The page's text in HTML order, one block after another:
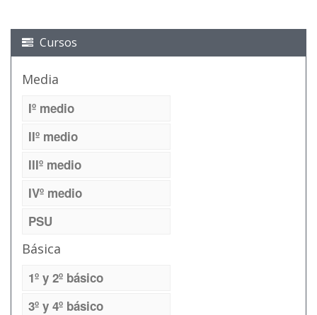
Cursos
Media
Iº medio
IIº medio
IIIº medio
IVº medio
PSU
Básica
1º y 2º básico
3º y 4º básico